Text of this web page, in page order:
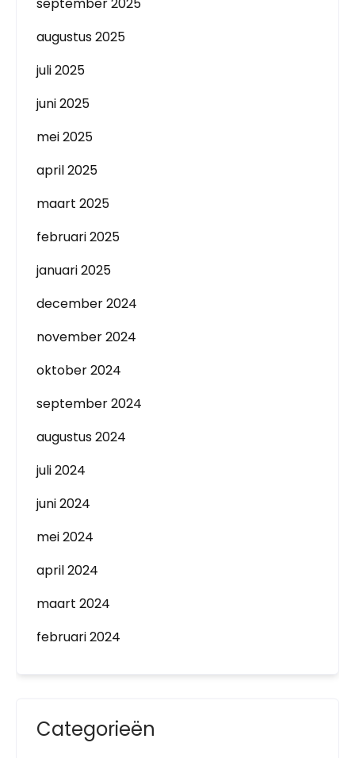
augustus 2025
juli 2025
juni 2025
mei 2025
april 2025
maart 2025
februari 2025
januari 2025
december 2024
november 2024
oktober 2024
september 2024
augustus 2024
juli 2024
juni 2024
mei 2024
april 2024
maart 2024
februari 2024
Categorieën